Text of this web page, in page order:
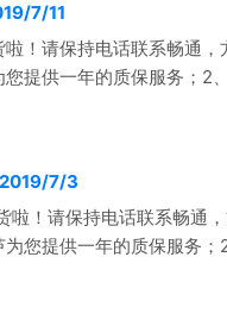
7/11
！请保持电话联系畅通，
提供一年的质保服务；2
2019/7/3
啦！请保持电话联系畅通
您提供一年的质保服务